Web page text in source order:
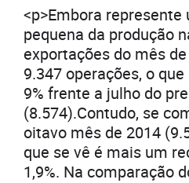
<p>Embora
pequena da produção
exportações do mês
9.347 operações, o
9% frente a julho do
(8.574).Contudo, se
oitavo mês de 2014
que se vê é mais um
1,9%. Na comparação